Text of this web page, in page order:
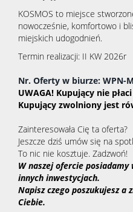
KOSMOS to miejsce
nowocześnie, komfortowo i
miejskich udogodnień.
Termin realizacji: II KW 2026r
Nr. Oferty w biurze: WPN-
UWAGA! Kupujący nie
Kupujący zwolniony jest
Zainteresowała Cię ta oferta?
Jeszcze dziś umów się na
To nic nie kosztuje. Zadzwoń!
W naszej ofercie
innych inwestycjach.
Napisz czego poszukujesz
Ciebie.